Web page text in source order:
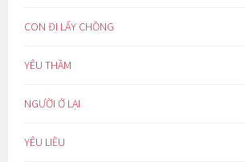
CON ĐI LẤY CHỒNG
YÊU THẦM
NGƯỜI Ở LẠI
YÊU LIỀU